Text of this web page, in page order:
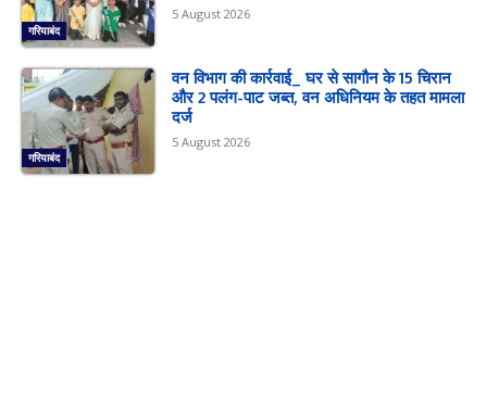
गरियाबंद
5 August 2026
गरियाबंद
वन विभाग की कार्रवाई_ घर से सागौन के 15 चिरान
और 2 पलंग-पाट जब्त, वन अधिनियम के तहत मामला
दर्ज
5 August 2026